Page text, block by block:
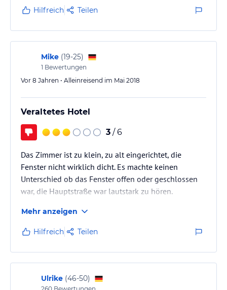
schmackhafte deutsche Küche, Biergarten hinter dem
Haus; den Wellnessbereich haben wir nicht genutzt
Hilfreich Teilen
Mike (19-25)
1 Bewertungen
Vor 8 Jahren • Alleinreisend im Mai 2018
Veraltetes Hotel
3 / 6
Das Zimmer ist zu klein, zu alt eingerichtet, die
Fenster nicht wirklich dicht. Es machte keinen
Unterschied ob das Fenster offen oder geschlossen
war, die Hauptstraße war lautstark zu hören.
Mehr anzeigen
Hilfreich Teilen
Ulrike (46-50)